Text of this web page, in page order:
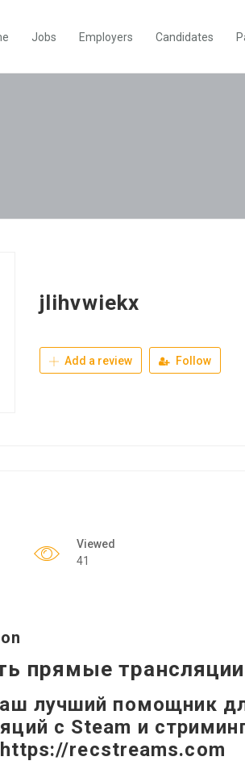
Jobs Employers Candidates
jlihvwiekx
Add a review Follow
Viewed
41
прямые
лучший помощник
с Steam и
recstreams.com